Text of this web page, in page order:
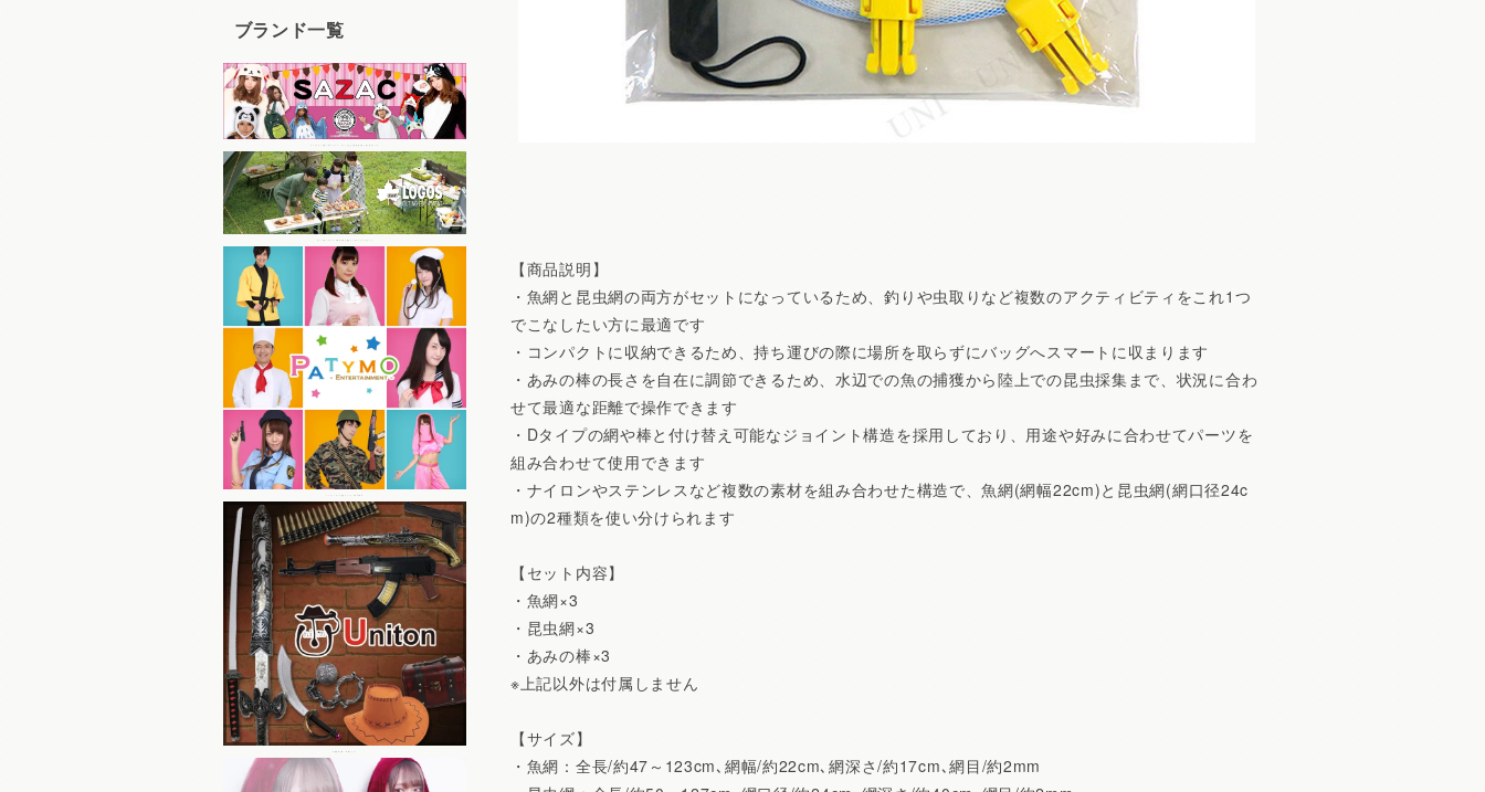
【商品説明】
・魚網と昆虫網の両方がセットになっているため、釣りや虫取りなど複数のアクティビティをこれ1つ
でこなしたい方に最適です
・コンパクトに収納できるため、持ち運びの際に場所を取らずにバッグへスマートに収まります
・あみの棒の長さを自在に調節できるため、水辺での魚の捕獲から陸上での昆虫採集まで、状況に合わ
せて最適な距離で操作できます
・Dタイプの網や棒と付け替え可能なジョイント構造を採用しており、用途や好みに合わせてパーツを
組み合わせて使用できます
・ナイロンやステンレスなど複数の素材を組み合わせた構造で、魚網(網幅22cm)と昆虫網(網口径24c
m)の2種類を使い分けられます
【セット内容】
・魚網×3
・昆虫網×3
・あみの棒×3
※上記以外は付属しません
【サイズ】
・魚網：全長/約47～123cm､網幅/約22cm､網深さ/約17cm､網目/約2mm
ブランド一覧